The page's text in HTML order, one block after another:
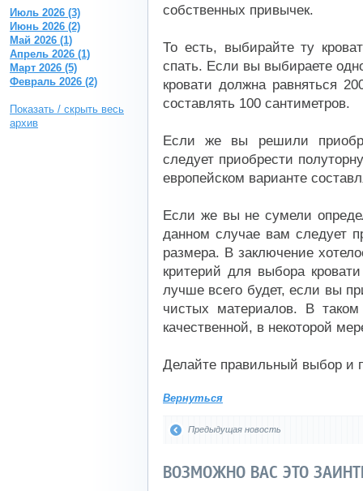
собственных привычек.
То есть, выбирайте ту
спать. Если вы выбираете
кровати должна равняться
составлять 100 сантиметров.
Если же вы решили
следует приобрести
европейском варианте
Если же вы не сумели
данном случае вам следует
размера. В заключение
критерий для выбора
лучше всего будет, если вы
чистых материалов. В
качественной, в некоторой
Делайте правильный выбор и
Вернуться
Предыдущая новость
ВОЗМОЖНО ВАС ЭТО
Июль 2026 (3)
Июнь 2026 (2)
Май 2026 (1)
Апрель 2026 (1)
Март 2026 (5)
Февраль 2026 (2)
Показать / скрыть весь
архив